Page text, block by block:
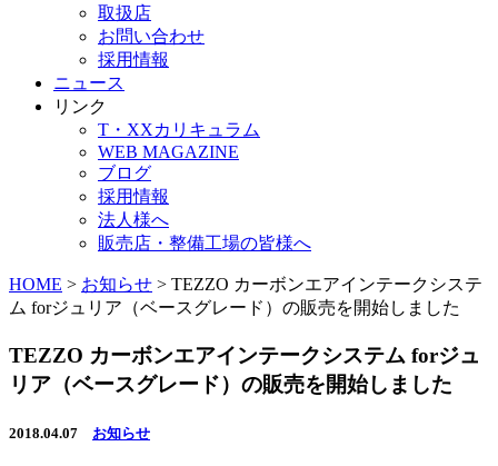
取扱店
お問い合わせ
採用情報
ニュース
リンク
T・XXカリキュラム
WEB MAGAZINE
ブログ
採用情報
法人様へ
販売店・整備工場の皆様へ
HOME > お知らせ > TEZZO カーボンエアインテークシステ
ム forジュリア（ベースグレード）の販売を開始しました
TEZZO カーボンエアインテークシステム forジュ
リア（ベースグレード）の販売を開始しました
2018.04.07 お知らせ